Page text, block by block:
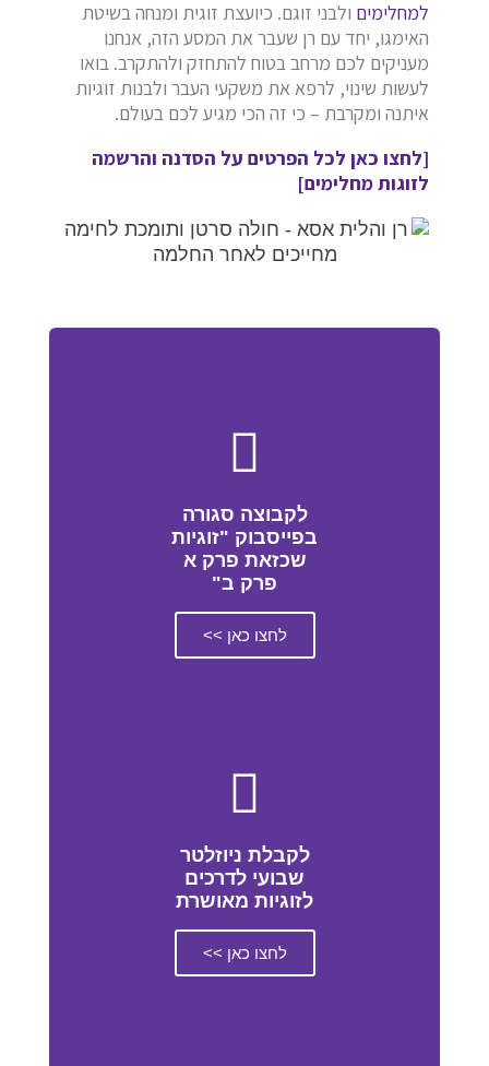
למחלימים ולבני זוגם. כיועצת זוגית ומנחה בשיטת
האימגו, יחד עם רן שעבר את המסע הזה, אנחנו
מעניקים לכם מרחב בטוח להתחזק ולהתקרב. בואו
לעשות שינוי, לרפא את משקעי העבר ולבנות זוגיות
איתנה ומקרבת – כי זה הכי מגיע לכם בעולם.
[לחצו כאן לכל הפרטים על הסדנה והרשמה
לזוגות מחלימים]
לקבוצה סגורה
בפייסבוק "זוגיות
שכזאת פרק א
פרק ב"
לחצו כאן >>
לקבלת ניוזלטר
שבועי לדרכים
לזוגיות מאושרת
לחצו כאן >>